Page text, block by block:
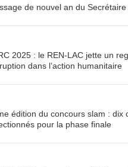
de nouvel an du
2025 : le REN-LAC jette un
dans l’action humanitaire
édition du concours slam : dix
pour la phase finale